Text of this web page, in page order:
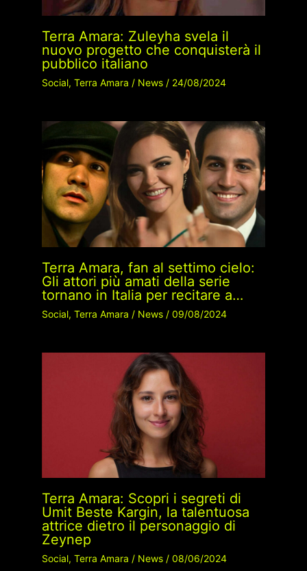
Terra Amara: Zuleyha svela il
nuovo progetto che conquisterà il
pubblico italiano
Social, Terra Amara / News/ 24/08/2024
Terra Amara, fan al settimo cielo:
Gli attori più amati della serie
tornano in Italia per recitare a…
Social, Terra Amara / News/ 09/08/2024
Terra Amara: Scopri i segreti di
Umit Beste Kargin, la talentuosa
attrice dietro il personaggio di
Zeynep
Social, Terra Amara / News/ 08/06/2024